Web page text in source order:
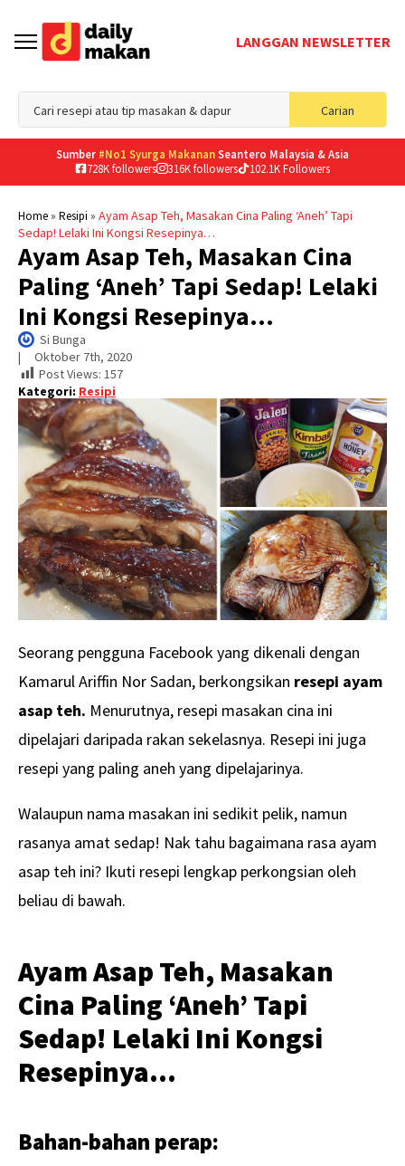
LANGGAN NEWSLETTER
Carian
for:
Sumber #No1 Syurga MakananSeantero Malaysia & Asia
728K followers
316K followers 102.1K Followers
Home» Resipi » Ayam Asap Teh, Masakan Cina Paling ‘Aneh’ Tapi
Sedap! Lelaki Ini Kongsi Resepinya…
Ayam Asap Teh, Masakan Cina
Paling ‘Aneh’ Tapi Sedap! Lelaki
Ini Kongsi Resepinya…
Si Bunga
| Oktober 7th, 2020
Post Views: 157
Kategori: Resipi
Seorang pengguna Facebook yang dikenali dengan
Kamarul Ariffin Nor Sadan, berkongsikan resepi ayam
asap teh. Menurutnya, resepi masakan cina ini
dipelajari daripada rakan sekelasnya. Resepi ini juga
resepi yang paling aneh yang dipelajarinya.
Walaupun nama masakan ini sedikit pelik, namun
rasanya amat sedap! Nak tahu bagaimana rasa ayam
asap teh ini? Ikuti resepi lengkap perkongsian oleh
beliau di bawah.
Ayam Asap Teh, Masakan
Cina Paling ‘Aneh’ Tapi
Sedap! Lelaki Ini Kongsi
Resepinya…
Bahan-bahan perap: